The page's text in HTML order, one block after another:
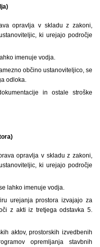
opravlja v skladu z zakoni,
ki urejajo področje
imenuje vodja.
občino ustanoviteljico, se
odloka.
in ostale stroške
opravlja v skladu z zakoni,
ki urejajo področje
lahko imenuje vodja.
urejanja prostora izvajajo za
z akti iz tretjega odstavka 5.
aktov, prostorskih izvedbenih
opremljanja stavbnih